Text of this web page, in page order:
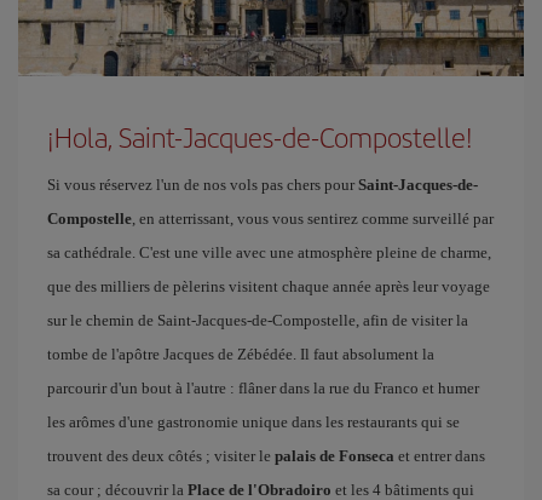
¡Hola, Saint-Jacques-de-Compostelle!
Si vous réservez l'un de nos vols pas chers pour Saint-Jacques-de-
Compostelle, en atterrissant, vous vous sentirez comme surveillé par
sa cathédrale. C'est une ville avec une atmosphère pleine de charme,
que des milliers de pèlerins visitent chaque année après leur voyage
sur le chemin de Saint-Jacques-de-Compostelle, afin de visiter la
tombe de l'apôtre Jacques de Zébédée. Il faut absolument la
parcourir d'un bout à l'autre : flâner dans la rue du Franco et humer
les arômes d'une gastronomie unique dans les restaurants qui se
trouvent des deux côtés ; visiter le palais de Fonseca et entrer dans
sa cour ; découvrir la Place de l'Obradoiro et les 4 bâtiments qui